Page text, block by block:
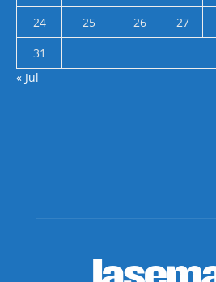
24
25 26 27
31
« Jul